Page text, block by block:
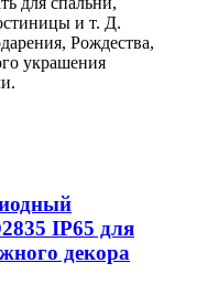
и т. Д.
Рождества,
украшения
IP65 для
декора